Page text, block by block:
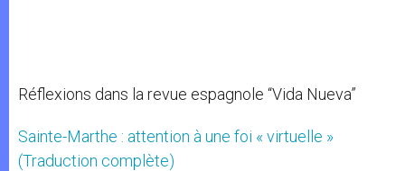
Réflexions dans la revue espagnole “Vida Nueva”
Sainte-Marthe : attention à une foi « virtuelle »
(Traduction complète)